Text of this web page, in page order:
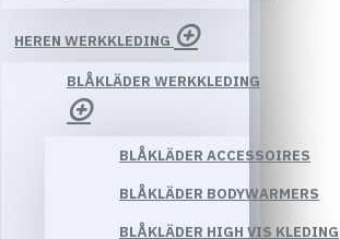
HEREN WERKKLEDING
BLÅKLÄDER WERKKLEDING
BLÅKLÄDER ACCESSOIRES
BLÅKLÄDER BODYWARMERS
BLÅKLÄDER HIGH VIS KLEDING